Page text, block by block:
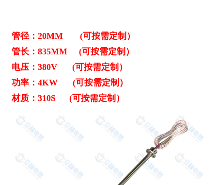
管径：20MM (可按需定制）
管长：835MM (可按需定制）
电压：380V (可按需定制）
功率：4KW (可按需定制）
材质：310S
(可按需定制）